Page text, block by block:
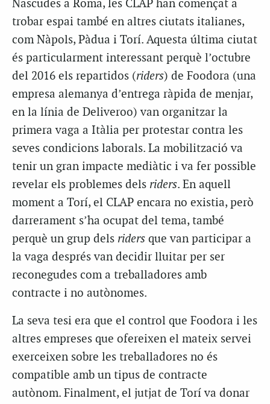
Nascudes a Roma, les CLAP han començat a
trobar espai també en altres ciutats italianes,
com Nàpols, Pàdua i Torí. Aquesta última ciutat
és particularment interessant perquè l’octubre
del 2016 els repartidos (riders) de Foodora (una
empresa alemanya d’entrega ràpida de menjar,
en la línia de Deliveroo) van organitzar la
primera vaga a Itàlia per protestar contra les
seves condicions laborals. La mobilització va
tenir un gran impacte mediàtic i va fer possible
revelar els problemes dels riders. En aquell
moment a Torí, el CLAP encara no existia, però
darrerament s’ha ocupat del tema, també
perquè un grup dels riders que van participar a
la vaga després van decidir lluitar per ser
reconegudes com a treballadores amb
contracte i no autònomes.
La seva tesi era que el control que Foodora i les
altres empreses que ofereixen el mateix servei
exerceixen sobre les treballadores no és
compatible amb un tipus de contracte
autònom. Finalment, el jutjat de Torí va donar